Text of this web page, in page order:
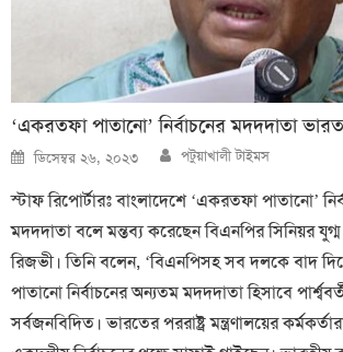
‘একরতফা পাতানো’ নির্বাচনের মদদদাতা
Posted
on
ডিসেম্বর ২৬, ২০২৩ Author
পটুয়াখালী টাইমস
স্টাফ রিপোর্টারঃ বাংলাদেশে ‘একরতফা পাতানো’
মদদদাতা বলে মন্তব্য করেছেন বিএনপির সিনিয়র
রিজভী। তিনি বলেন, ‘বিএনপিসহ সব দলকে বাদ
পাতানো নির্বাচনের অন্যতম মদদদাতা হিসাবে
সর্বজনবিদিত। ভারতের পররাষ্ট্র মন্ত্রণালয়ের